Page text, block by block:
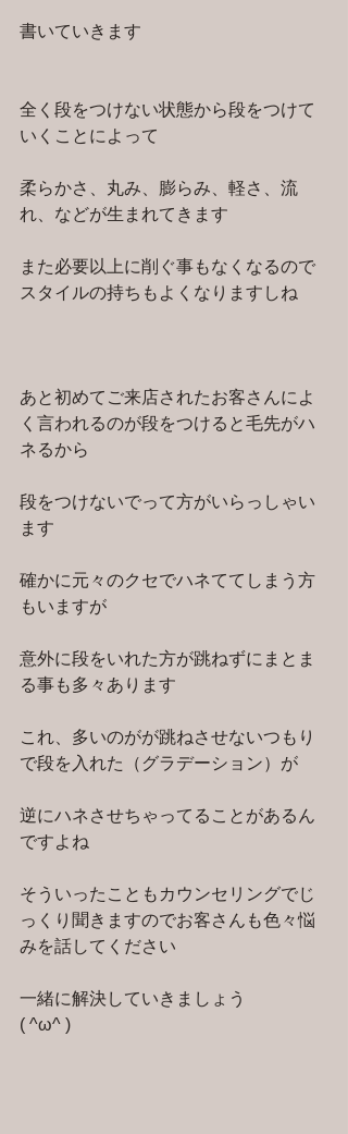
書いていきます
全く段をつけない状態から段をつけて
いくことによって
柔らかさ、丸み、膨らみ、軽さ、流
れ、などが生まれてきます
また必要以上に削ぐ事もなくなるので
スタイルの持ちもよくなりますしね
あと初めてご来店されたお客さんによ
く言われるのが段をつけると毛先がハ
ネるから
段をつけないでって方がいらっしゃい
ます
確かに元々のクセでハネててしまう方
もいますが
意外に段をいれた方が跳ねずにまとま
る事も多々あります
これ、多いのがが跳ねさせないつもり
で段を入れた（グラデーション）が
逆にハネさせちゃってることがあるん
ですよね
そういったこともカウンセリングでじ
っくり聞きますのでお客さんも色々悩
みを話してください
一緒に解決していきましょう
( ^ω^ )